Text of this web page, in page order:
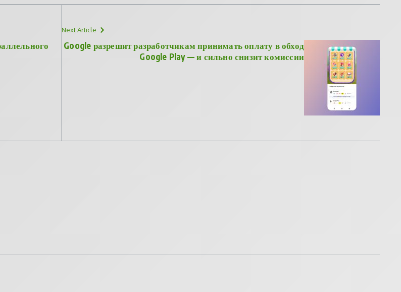
Next Article
Google разрешит разработчикам принимать оплату в обход
Google Play — и сильно снизит комиссии